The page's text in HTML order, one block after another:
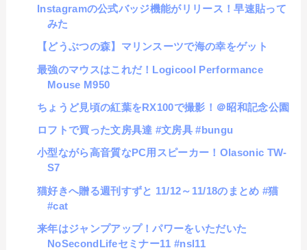
Instagramの公式バッジ機能がリリース！早速貼って
みた
【どうぶつの森】マリンスーツで海の幸をゲット
最強のマウスはこれだ！Logicool Performance
Mouse M950
ちょうど見頃の紅葉をRX100で撮影！＠昭和記念公園
ロフトで買った文房具達 #文房具 #bungu
小型ながら高音質なPC用スピーカー！Olasonic TW-
S7
猫好きへ贈る週刊すずと 11/12～11/18のまとめ #猫
#cat
来年はジャンプアップ！パワーをいただいた
NoSecondLifeセミナー11 #nsl11